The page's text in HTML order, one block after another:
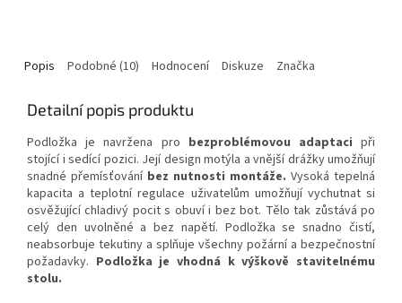
Popis Podobné (10) Hodnocení Diskuze Značka
Detailní popis produktu
Podložka je navržena pro bezproblémovou adaptaci při
stojící i sedící pozici. Její design motýla a vnější drážky umožňují
snadné přemísťování bez nutnosti montáže. Vysoká tepelná
kapacita a teplotní regulace uživatelům umožňují vychutnat si
osvěžující chladivý pocit s obuví i bez bot. Tělo tak zůstává po
celý den uvolněné a bez napětí. Podložka se snadno čistí,
neabsorbuje tekutiny a splňuje všechny požární a bezpečnostní
požadavky. Podložka je vhodná k výškově stavitelnému
stolu.